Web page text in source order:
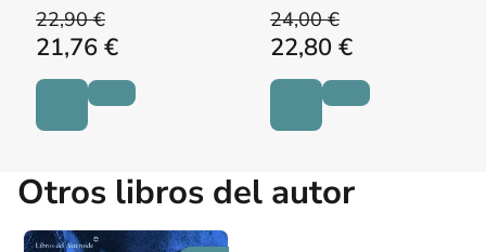
22,90 €
21,76 €
24,00 €
22,80 €
Otros libros del autor